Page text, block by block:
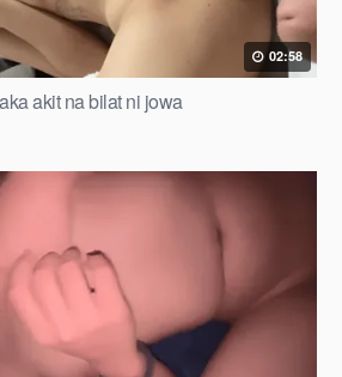
02:58
akit na bilat ni jowa